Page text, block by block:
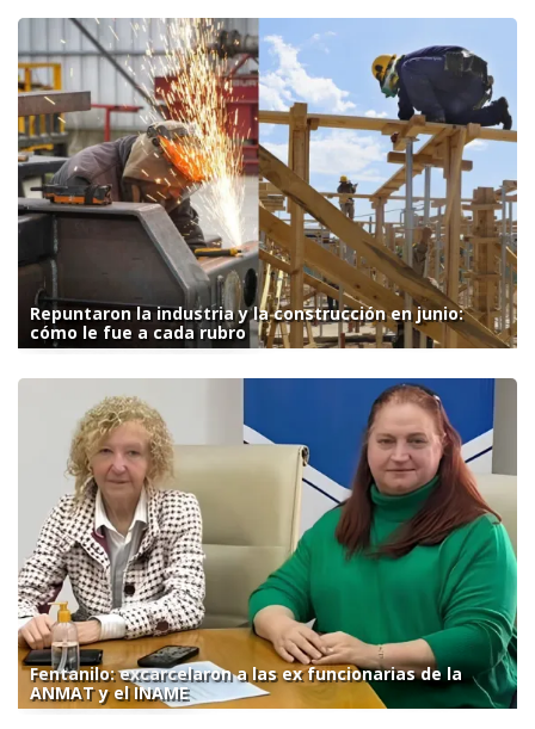
Repuntaron la industria y la construcción en junio:
cómo le fue a cada rubro
Fentanilo: excarcelaron a las ex funcionarias de la
ANMAT y el INAME